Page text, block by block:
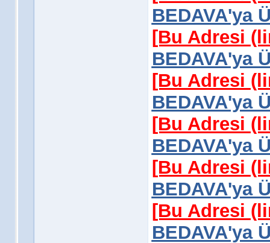
BEDAVA'ya
[Bu Adresi
BEDAVA'ya
[Bu Adresi
BEDAVA'ya
[Bu Adresi
BEDAVA'ya
[Bu Adresi
BEDAVA'ya
[Bu Adresi
BEDAVA'ya